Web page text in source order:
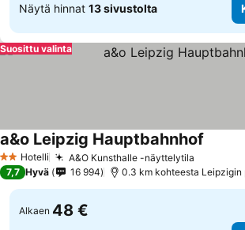
Näytä hinnat 13 sivustolta
Suosittu valinta
2 Tähtiluokitus
Hotelli A&O Kunsthalle -näyttelytila
a&o Leipzig Hauptbahnhof
7,7 Hyvä 16 994 0.3 km kohteesta Leipzigin
Alkaen 48 €